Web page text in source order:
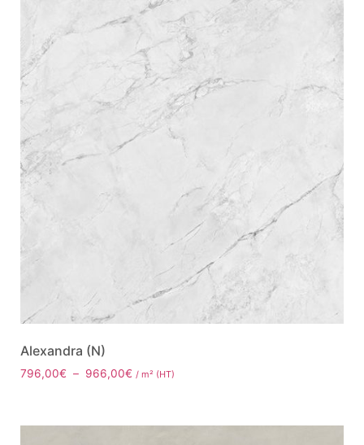
Alexandra (N)
796,00€ – 966,00€ / m² (HT)